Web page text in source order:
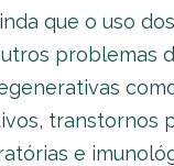
que o uso
problemas
transtornos
e